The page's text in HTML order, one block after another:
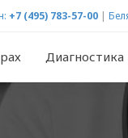
+7 (495) 783-57-00 |
Диагностика